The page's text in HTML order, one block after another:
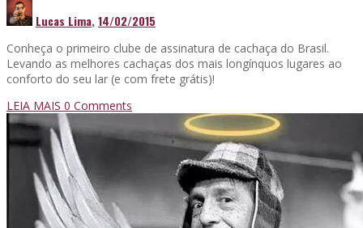
Lucas Lima,14/02/2015
Conheça o primeiro clube de assinatura de cachaça do Brasil.
Levando as melhores cachaças dos mais longínquos lugares ao
conforto do seu lar (e com frete grátis)!
LEIA MAIS 0 Comments